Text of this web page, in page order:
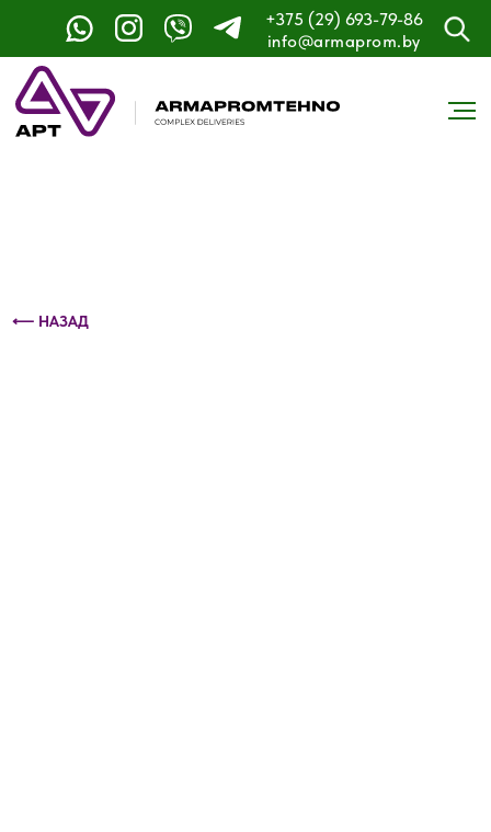
+375 (29) 693-79-86
info@armaprom.by
Контактный телефон: +375 (29) 693-79-86
⟵ НАЗАД